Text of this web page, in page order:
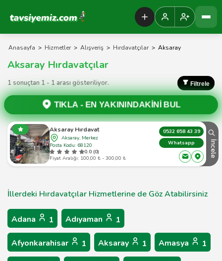
Tavsiyemiz Anasayfa
Anasayfa > Hizmetler > Alışveriş > Hırdavatçılar > Aksaray
Aksaray Hırdavatçılar
1 sonuçtan 1 - 1 arası gösteriliyor. Filtrele
TIKLA -EN YAKININDAKİNİ BUL
Aksaray Hırdavat
Aksaray, Merkez
Posta Kodu: 68120
0.0 (0)
Fiyat Aralığı: 100,00 ₺ - 300,00 ₺
0532 658 43 39
Whatsapp
İncele
İllerdeki Hırdavatçılar Hizmetlerine de Göz Atabilirsiniz
Adana 1 Adıyaman 1
Afyonkarahisar 1 Aksaray 1 Amasya 1